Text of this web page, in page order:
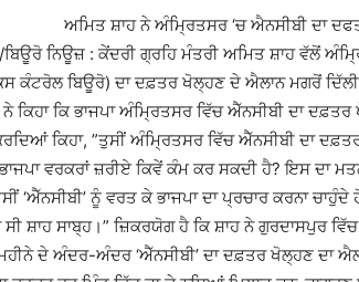
ਅਮਿਤ ਸ਼ਾਹ ਨੇ ਅੰਮ੍ਰਿਤਸਰ ‘ਚ ਐਨਸੀਬੀ ਦਾ
ਬਿਊਰੋ ਨਿਊਜ਼ : ਕੇਂਦਰੀ ਗ੍ਰਹਿ ਮੰਤਰੀ ਅਮਿਤ ਸ਼ਾਹ ਵੱਲੋਂ
ਕੰਟਰੋਲ ਬਿਊਰੋ) ਦਾ ਦਫ਼ਤਰ ਖੋਲ੍ਹਣ ਦੇ ਐਲਾਨ ਮਗਰੋਂ
ਕਿਹਾ ਕਿ ਭਾਜਪਾ ਅੰਮ੍ਰਿਤਸਰ ਵਿੱਚ ਐੱਨਸੀਬੀ ਦਾ
ਕਿਹਾ, ”ਤੁਸੀਂ ਅੰਮ੍ਰਿਤਸਰ ਵਿੱਚ ਐੱਨਸੀਬੀ ਦਾ
ਵਰਕਰਾਂ ਜ਼ਰੀਏ ਕਿਵੇਂ ਕੰਮ ਕਰ ਸਕਦੀ ਹੈ? ਇਸ ਦਾ
‘ਐੱਨਸੀਬੀ’ ਨੂੰ ਵਰਤ ਕੇ ਭਾਜਪਾ ਦਾ ਪ੍ਰਚਾਰ ਕਰਨਾ
ਸ਼ਾਹ ਸਾਬ੍ਹ।” ਜ਼ਿਕਰਯੋਗ ਹੈ ਕਿ ਸ਼ਾਹ ਨੇ ਗੁਰਦਾਸਪੁਰ
ਦੇ ਅੰਦਰ-ਅੰਦਰ ‘ਐੱਨਸੀਬੀ’ ਦਾ ਦਫ਼ਤਰ ਖੋਲ੍ਹਣ ਦਾ